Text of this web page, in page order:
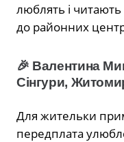
люблять і читають
до районних
🎉 Валентина
Сінгури,
Для жительки
передплата